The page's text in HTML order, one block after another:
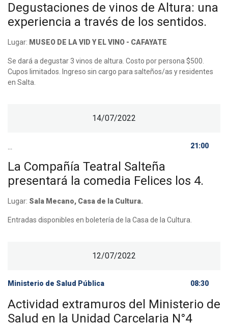
Degustaciones de vinos de Altura: una
experiencia a través de los sentidos.
Lugar: MUSEO DE LA VID Y EL VINO - CAFAYATE
Se dará a degustar 3 vinos de altura. Costo por persona $500.
Cupos limitados. Ingreso sin cargo para salteños/as y residentes
en Salta.
14/07/2022
... 21:00
La Compañía Teatral Salteña
presentará la comedia Felices los 4.
Lugar: Sala Mecano, Casa de la Cultura.
Entradas disponibles en boletería de la Casa de la Cultura.
12/07/2022
Ministerio de Salud Pública 08:30
Actividad extramuros del Ministerio de
Salud en la Unidad Carcelaria N°4